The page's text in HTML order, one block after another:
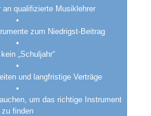
qualifizierte Musiklehrer
•
zum Niedrigst-Beitrag
•
„Schuljahr“
•
und langfristige Verträge
•
um das richtige Instrument
zu finden